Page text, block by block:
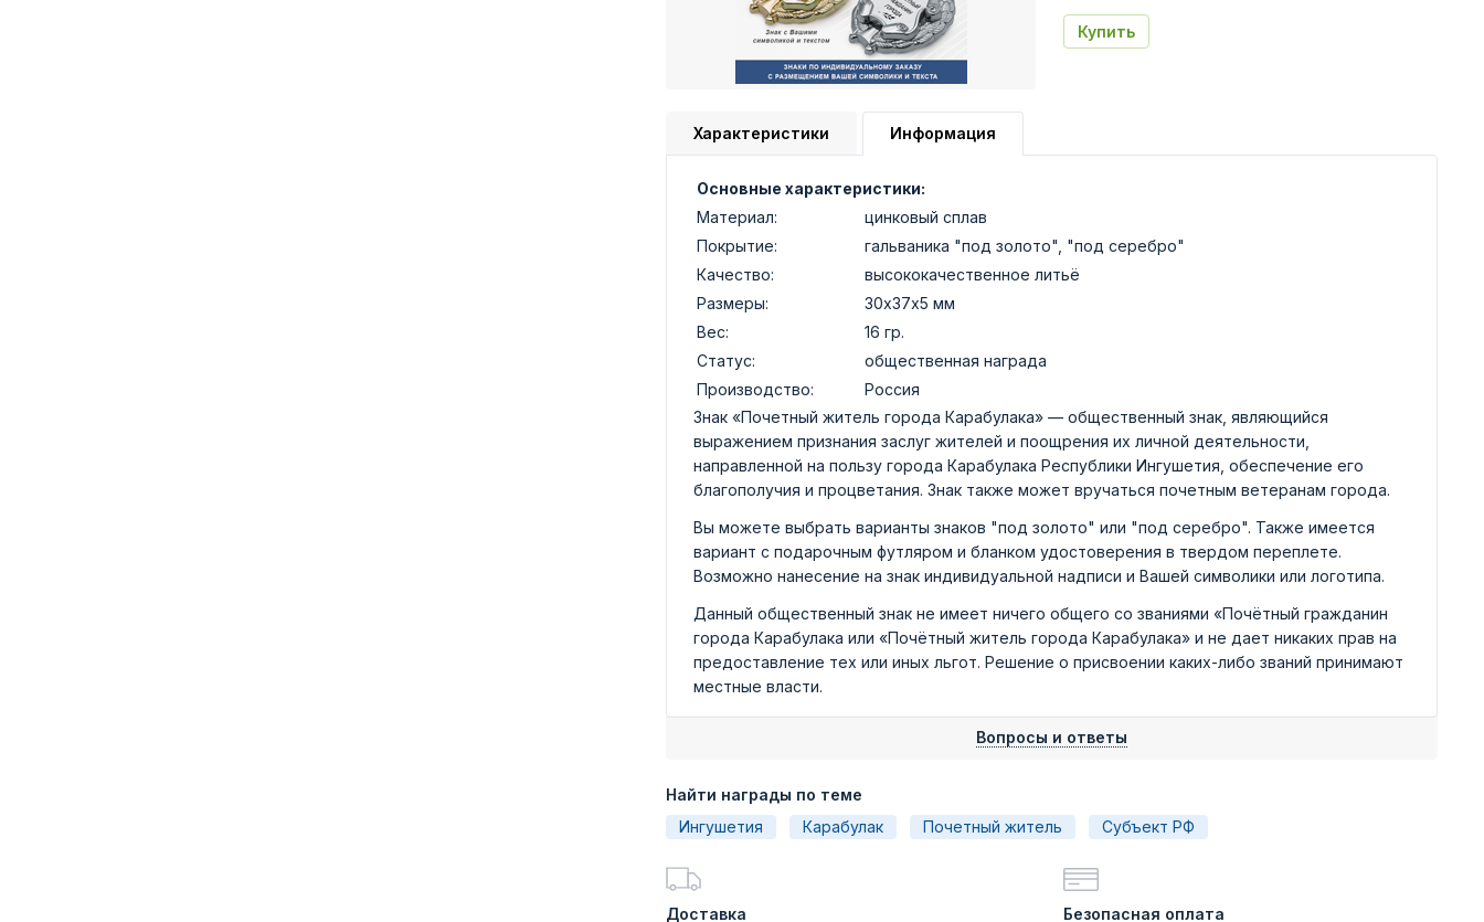
Купить
Характеристики Информация
Основные характеристики:
Материал:
цинковый сплав
Покрытие:
гальваника "под золото", "под серебро"
Качество:
высококачественное литьё
Размеры:
30х37х5 мм
Вес:
16 гр.
Статус:
общественная награда
Производство:
Россия
Знак «Почетный житель города Карабулака» — общественный знак, являющийся
выражением признания заслуг жителей и поощрения их личной деятельности,
направленной на пользу города Карабулака Республики Ингушетия, обеспечение его
благополучия и процветания. Знак также может вручаться почетным ветеранам города.
Вы можете выбрать варианты знаков "под золото" или "под серебро". Также имеется
вариант с подарочным футляром и бланком удостоверения в твердом переплете.
Возможно нанесение на знак индивидуальной надписи и Вашей символики или логотипа.
Данный общественный знак не имеет ничего общего со званиями «Почётный гражданин
города Карабулака или «Почётный житель города Карабулака» и не дает никаких прав на
предоставление тех или иных льгот. Решение о присвоении каких-либо званий принимают
местные власти.
Вопросы и ответы
Найти награды по теме
Ингушетия
Карабулак Почетный житель Субъект РФ
Доставка
Безопасная оплата